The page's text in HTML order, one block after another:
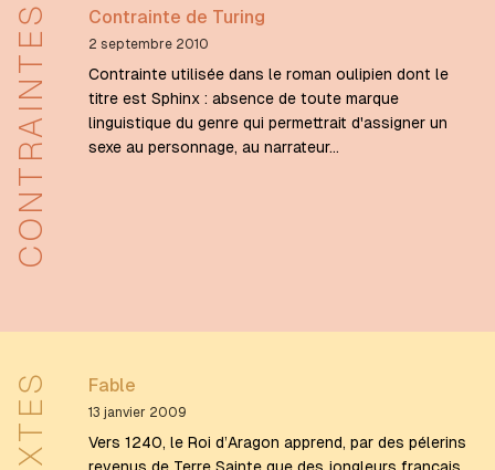
CONTRAINTES Contrainte de Turing
2 septembre 2010
Contrainte utilisée dans le roman oulipien dont le
titre est Sphinx : absence de toute marque
linguistique du genre qui permettrait d'assigner un
sexe au personnage, au narrateur…
Fable
13 janvier 2009
Vers 1240, le Roi d’Aragon apprend, par des pélerins
revenus de Terre Sainte que des jongleurs français